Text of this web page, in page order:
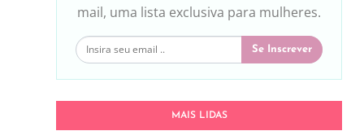
mail, uma lista exclusiva para mulheres.
Se Inscrever
MAIS LIDAS